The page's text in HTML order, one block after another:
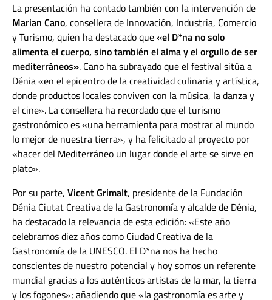
La presentación ha contado también con la intervención de
Marian Cano, consellera de Innovación, Industria, Comercio
y Turismo, quien ha destacado que«el D*na no solo
alimenta el cuerpo, sino también el alma y el orgullo de ser
mediterráneos». Cano ha subrayado que el festival sitúa a
Dénia «en el epicentro de la creatividad culinaria y artística,
donde productos locales conviven con la música, la danza y
el cine». La consellera ha recordado que el turismo
gastronómico es «una herramienta para mostrar al mundo
lo mejor de nuestra tierra», y ha felicitado al proyecto por
«hacer del Mediterráneo un lugar donde el arte se sirve en
plato».
Por su parte, Vicent Grimalt, presidente de la Fundación
Dénia Ciutat Creativa de la Gastronomía y alcalde de Dénia,
ha destacado la relevancia de esta edición: «Este año
celebramos diez años como Ciudad Creativa de la
Gastronomía de la UNESCO. El D*na nos ha hecho
conscientes de nuestro potencial y hoy somos un referente
mundial gracias a los auténticos artistas de la mar, la tierra
y los fogones»; añadiendo que «la gastronomía es arte y